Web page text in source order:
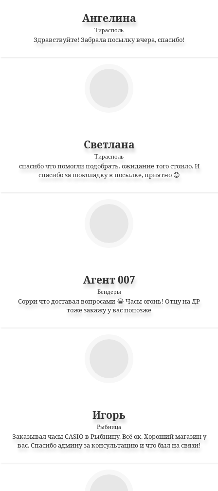
Ангелина
Тирасполь
Здравствуйте! Забрала посылку вчера, спасибо!
Светлана
Тирасполь
спасибо что помогли подобрать. ожидание того стоило. И
спасибо за шоколадку в посылке, приятно 😊
Агент 007
Бендеры
Сорри что доставал вопросами 😂 Часы огонь! Отцу на ДР
тоже закажу у вас попозже
Игорь
Рыбница
Заказывал часы CASIO в Рыбницу. Всё ок. Хороший магазин у
вас. Спасибо админу за консультацию и что был на связи!